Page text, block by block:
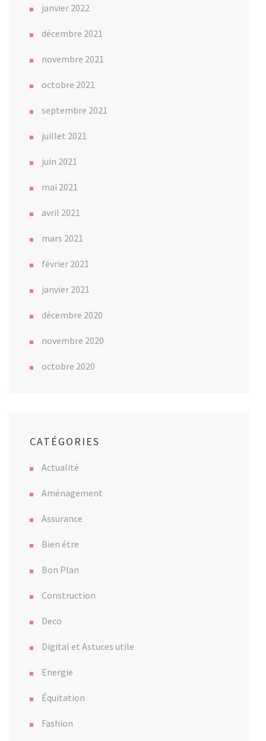
janvier 2022
décembre 2021
novembre 2021
octobre 2021
septembre 2021
juillet 2021
juin 2021
mai 2021
avril 2021
mars 2021
février 2021
janvier 2021
décembre 2020
novembre 2020
octobre 2020
CATÉGORIES
Actualité
Aménagement
Assurance
Bien étre
Bon Plan
Construction
Deco
Digital et Astuces utile
Energie
Équitation
Fashion